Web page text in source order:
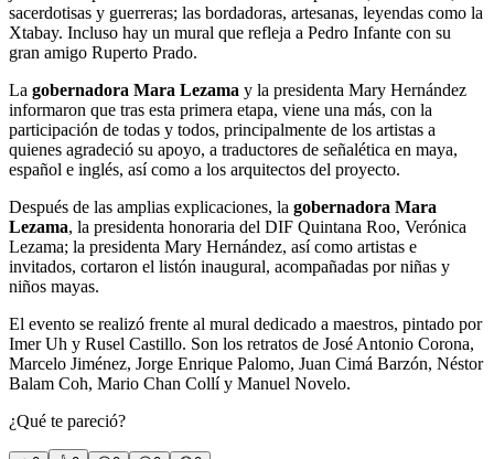
sacerdotisas y guerreras; las bordadoras, artesanas, leyendas como la
Xtabay. Incluso hay un mural que refleja a Pedro Infante con su
gran amigo Ruperto Prado.
La gobernadora Mara Lezama y la presidenta Mary Hernández
informaron que tras esta primera etapa, viene una más, con la
participación de todas y todos, principalmente de los artistas a
quienes agradeció su apoyo, a traductores de señalética en maya,
español e inglés, así como a los arquitectos del proyecto.
Después de las amplias explicaciones, la gobernadora Mara
Lezama, la presidenta honoraria del DIF Quintana Roo, Verónica
Lezama; la presidenta Mary Hernández, así como artistas e
invitados, cortaron el listón inaugural, acompañadas por niñas y
niños mayas.
El evento se realizó frente al mural dedicado a maestros, pintado por
Imer Uh y Rusel Castillo. Son los retratos de José Antonio Corona,
Marcelo Jiménez, Jorge Enrique Palomo, Juan Cimá Barzón, Néstor
Balam Coh, Mario Chan Collí y Manuel Novelo.
¿Qué te pareció?